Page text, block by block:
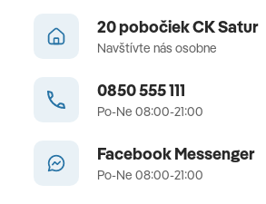
20 pobočiek CK Satur
Navštívte nás osobne
0850 555 111
Po-Ne 08:00-21:00
Facebook Messenger
Po-Ne 08:00-21:00